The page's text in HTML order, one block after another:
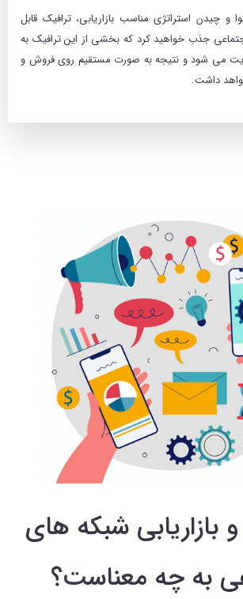
و چیدن استراتژی مناسب بازاریابی، ترافیک قابل
جذب خواهید کرد که بخشی از این ترافیک به
می شود و نتیجه به صورت مستقیم روی فروش و
داشت.
بازاریابی شبکه های
به چه معناست؟